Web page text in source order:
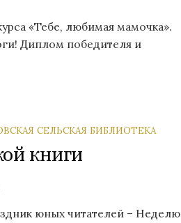
«Тебе, любимая мамочка».
Диплом победителя и
СЕЛЬСКАЯ БИБЛИОТЕКА
книги
юных читателей – Неделю